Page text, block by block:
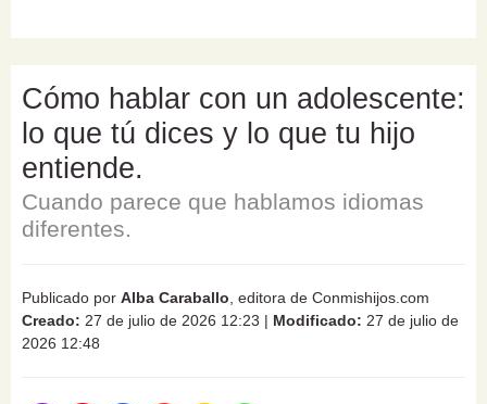
Cómo hablar con un adolescente:
lo que tú dices y lo que tu hijo
entiende.
Cuando parece que hablamos idiomas
diferentes.
Publicado por Alba Caraballo, editora de Conmishijos.com
Creado: 27 de julio de 2026 12:23 | Modificado: 27 de julio de
2026 12:48